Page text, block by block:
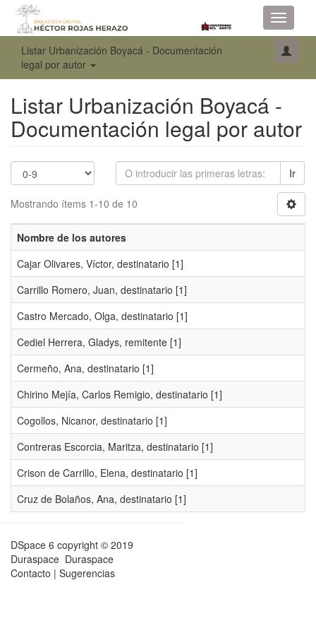
Toggle
Listar Urbanización Boyacá - Documentación
legal por autor
Listar Urbanización Boyacá -
Documentación legal por autor
Ir
Mostrando ítems 1-10 de 10
Nombre de los autores
Cajar Olivares, Víctor, destinatario [1]
Carrillo Romero, Juan, destinatario [1]
Castro Mercado, Olga, destinatario [1]
Cediel Herrera, Gladys, remitente [1]
Cermeño, Ana, destinatario [1]
Chirino Mejía, Carlos Remigio, destinatario [1]
Cogollos, Nicanor, destinatario [1]
Contreras Escorcia, Maritza, destinatario [1]
Crison de Carrillo, Elena, destinatario [1]
Cruz de Bolaños, Ana, destinatario [1]
DSpace 6 copyright © 2019
Duraspace Duraspace
Contacto | Sugerencias